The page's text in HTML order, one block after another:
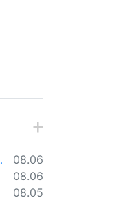
등록일
08.06
등록일
08.06
등록일
08.05